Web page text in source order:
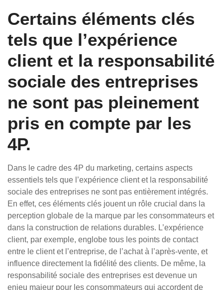
Certains éléments clés
tels que l’expérience
client et la responsabilité
sociale des entreprises
ne sont pas pleinement
pris en compte par les
4P.
Dans le cadre des 4P du marketing, certains aspects
essentiels tels que l’expérience client et la responsabilité
sociale des entreprises ne sont pas entièrement intégrés.
En effet, ces éléments clés jouent un rôle crucial dans la
perception globale de la marque par les consommateurs et
dans la construction de relations durables. L’expérience
client, par exemple, englobe tous les points de contact
entre le client et l’entreprise, de l’achat à l’après-vente, et
influence directement la fidélité des clients. De même, la
responsabilité sociale des entreprises est devenue un
enjeu majeur pour les consommateurs qui accordent de